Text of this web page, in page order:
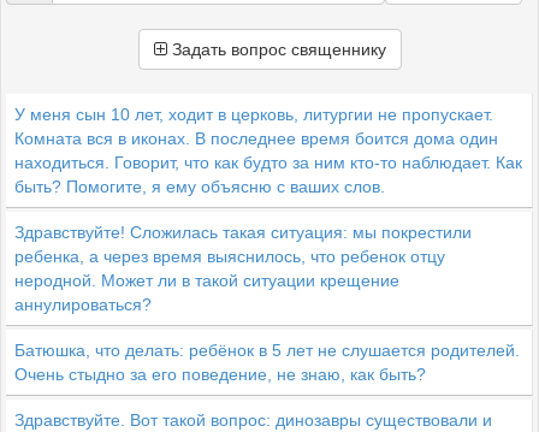
Задать вопрос священнику
У меня сын 10 лет, ходит в церковь, литургии не пропускает.
Комната вся в иконах. В последнее время боится дома один
находиться. Говорит, что как будто за ним кто-то наблюдает. Как
быть? Помогите, я ему объясню с ваших слов.
Здравствуйте! Сложилась такая ситуация: мы покрестили
ребенка, а через время выяснилось, что ребенок отцу
неродной. Может ли в такой ситуации крещение
аннулироваться?
Батюшка, что делать: ребёнок в 5 лет не слушается родителей.
Очень стыдно за его поведение, не знаю, как быть?
Здравствуйте. Вот такой вопрос: динозавры существовали и